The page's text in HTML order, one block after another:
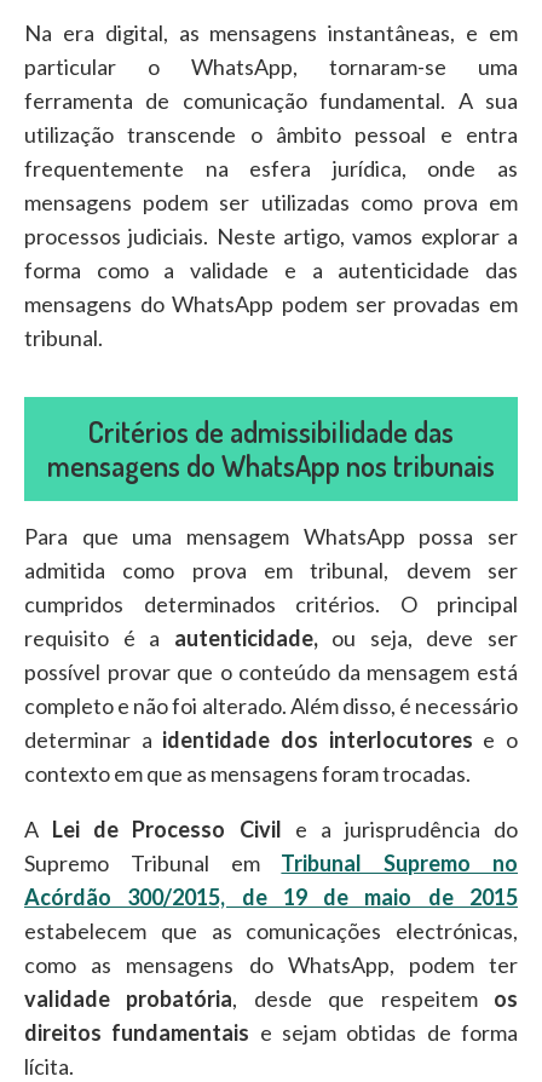
Na era digital, as mensagens instantâneas, e em
particular o WhatsApp, tornaram-se uma
ferramenta de comunicação fundamental. A sua
utilização transcende o âmbito pessoal e entra
frequentemente na esfera jurídica, onde as
mensagens podem ser utilizadas como prova em
processos judiciais. Neste artigo, vamos explorar a
forma como a validade e a autenticidade das
mensagens do WhatsApp podem ser provadas em
tribunal.
Critérios de admissibilidade das
mensagens do WhatsApp nos tribunais
Para que uma mensagem WhatsApp possa ser
admitida como prova em tribunal, devem ser
cumpridos determinados critérios. O principal
requisito é a autenticidade,ou seja, deve ser
possível provar que o conteúdo da mensagem está
completo e não foi alterado. Além disso, é necessário
determinar a identidade dos interlocutores e o
contexto em que as mensagens foram trocadas.
A Lei de Processo Civil e a jurisprudência do
Supremo Tribunal em Tribunal Supremo no
Acórdão 300/2015, de 19 de maio de 2015
estabelecem que as comunicações electrónicas,
como as mensagens do WhatsApp, podem ter
validade probatória, desde que respeitem os
direitos fundamentais e sejam obtidas de forma
lícita.